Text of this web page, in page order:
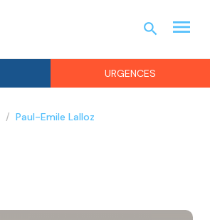
URGENCES
search menu
Paul-Emile Lalloz